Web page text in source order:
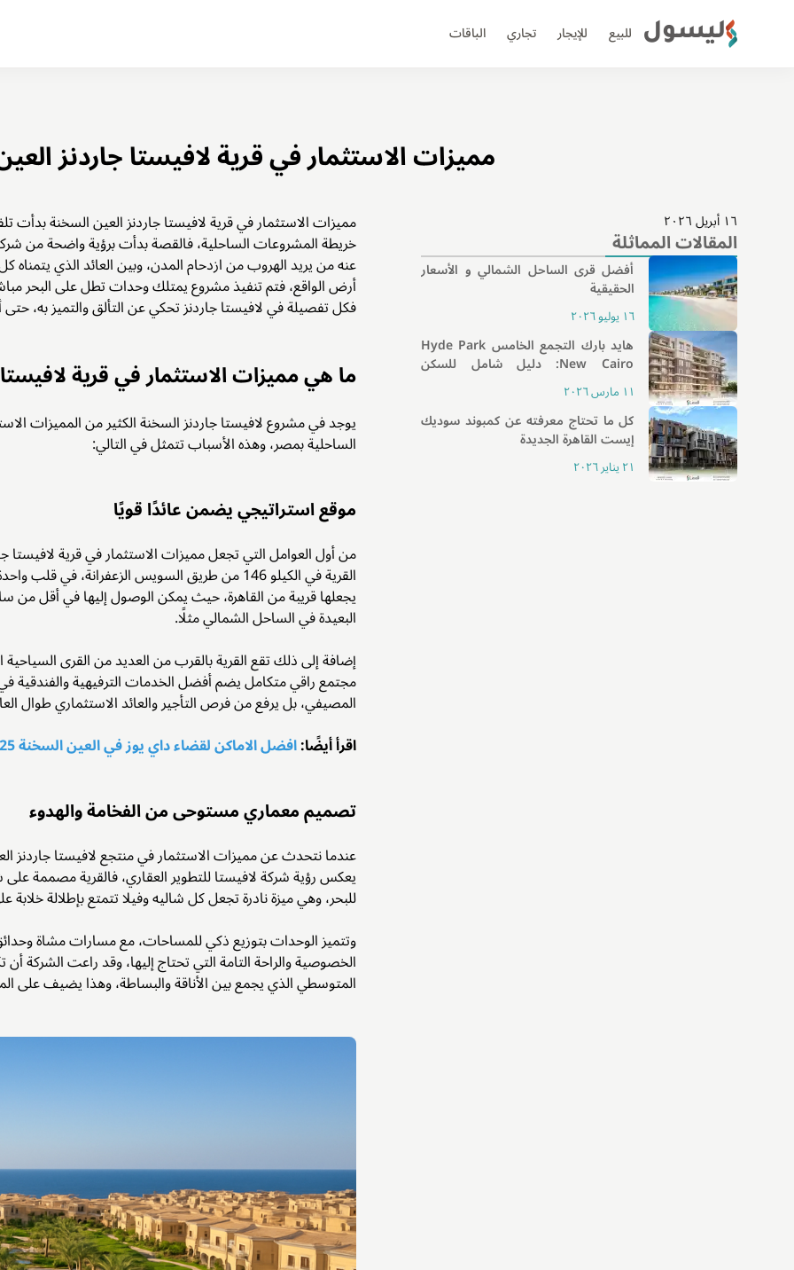
ليسول للبيع للإيجار تجاري الباقات
مميزات الاستثمار في قرية لافيستا جاردنز
١٦ أبريل ٢٠٢٦
المقالات المماثلة
أفضل قرى الساحل الشمالي و الأسعار
الحقيقية
١٦ يوليو ٢٠٢٦
هايد بارك التجمع الخامس Hyde Park
New Cairo: دليل شامل للسكن
والأسعار والخدمات
١١ مارس ٢٠٢٦
كل ما تحتاج معرفته عن كمبوند سوديك
إيست القاهرة الجديدة
٢١ يناير ٢٠٢٦
مميزات الاستثمار في قرية لافيستا جاردنز العين السخنة بدأت
خريطة المشروعات الساحلية، فالقصة بدأت برؤية واضحة من
عنه من يريد الهروب من ازدحام المدن، وبين العائد الذي
أرض الواقع، فتم تنفيذ مشروع يمتلك وحدات تطل على البحر
فكل تفصيلة في لافيستا جاردنز تحكي عن التألق والتميز به،
ما هي مميزات الاستثمار في قرية
يوجد في مشروع لافيستا جاردنز السخنة الكثير من المميزات
الساحلية بمصر، وهذه الأسباب تتمثل في التالي:
موقع استراتيجي يضمن عائدًا قويًا
من أول العوامل التي تجعل مميزات الاستثمار في قرية
القرية في الكيلو 146 من طريق السويس الزعفرانة،
يجعلها قريبة من القاهرة، حيث يمكن الوصول إليها في أقل من
البعيدة في الساحل الشمالي مثلًا.
مجتمع راقي متكامل يضم أفضل الخدمات الترفيهية والفندقية
المصيفي، بل يرفع من فرص التأجير والعائد الاستثماري طوال
اقرأ أيضًا:افضل الاماكن لقضاء داي يوز في العين السخنة 2025
تصميم معماري مستوحى من الفخامة والهدوء
عندما نتحدث عن مميزات الاستثمار في منتجع لافيستا جاردنز
يعكس رؤية شركة لافيستا للتطوير العقاري، فالقرية مصممة
للبحر، وهي ميزة نادرة تجعل كل شاليه وفيلا تتمتع بإطلالة خلابة
وتتميز الوحدات بتوزيع ذكي للمساحات، مع مسارات مشاة
الخصوصية والراحة التامة التي تحتاج إليها، وقد راعت الشركة
المتوسطي الذي يجمع بين الأناقة والبساطة، وهذا يضيف على